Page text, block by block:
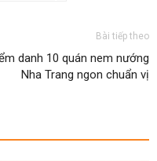
Bài tiếp theo
danh 10 quán nem nướng
Nha Trang ngon chuẩn vị